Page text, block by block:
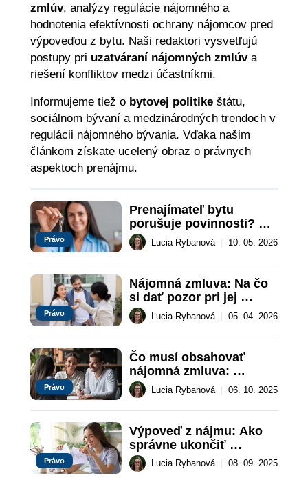
zmlúv, analýzy regulácie nájomného a
hodnotenia efektívnosti ochrany nájomcov pred
výpoveďou z bytu. Naši redaktori vysvetľujú
postupy pri uzatváraní nájomných zmlúva
riešení konfliktov medzi účastníkmi.
Informujeme tiež o bytovej politikeštátu,
sociálnom bývaní a medzinárodných trendoch v
regulácii nájomného bývаnia. Vďaka našim
článkom získate ucelený obraz o právnych
aspektoch prenájmu.
Právo
Prenajímateľ bytu
porušuje povinnosti?
Toto sú práva nájomcu
Lucia Rybanová 10. 05. 2026
Právo
Nájomná zmluva: Na čo
si dať pozor pri jej
podpisovaní
Lucia Rybanová 05. 04. 2026
Právo
Čo musí obsahovať
nájomná zmluva:
Prehľad podstatných
náležitostí
Lucia Rybanová 06. 10. 2025
Právo
Výpoveď z nájmu: Ako
správne ukončiť
nájomnú zmluvu podľa
zákona
Lucia Rybanová 08. 09. 2025